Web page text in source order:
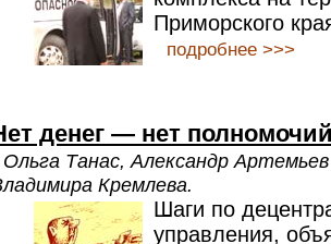
Приморского
подробнее >>>
денег — нет
Ольга Танас, Александр
Кремлева.
Шаги по
управления,